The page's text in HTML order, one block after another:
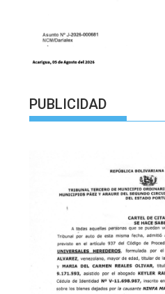
PUBLICIDAD